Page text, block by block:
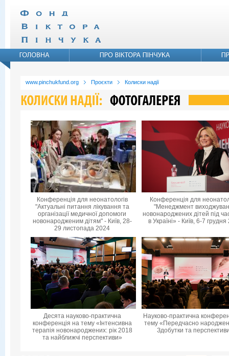
www.pinchukfund.org Проєкти Колиски надії
Конференція для неонатологів
"Актуальні питання лікування та
організації медичної допомоги
новонародженим дітям" - Київ, 28-
29 листопада 2024
Конференція для
"Менеджмент
новонароджених дітей під
в Україні» - Київ, 6-7
Десята науково-практична
конференцiя на тему «Інтенсивна
терапія новонароджених: рік 2018
та найближчі перспективи»
Науково-практична
тему «Передчасно
Здобутки та